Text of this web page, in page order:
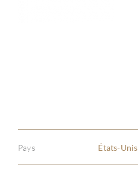
Pays États-Unis